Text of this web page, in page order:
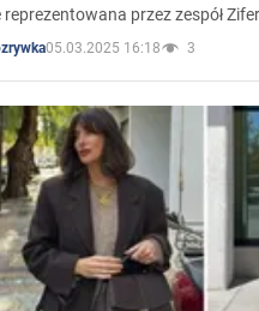
reprezentowana przez zespół
05.03.2025 16:18 3